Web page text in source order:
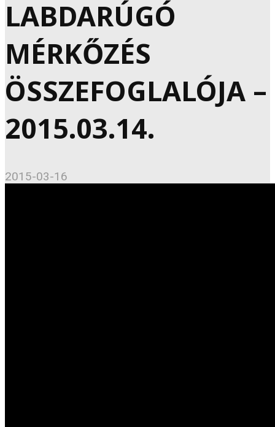
LABDARÚGÓ
MÉRKŐZÉS
ÖSSZEFOGLALÓJA –
2015.03.14.
2015-03-16